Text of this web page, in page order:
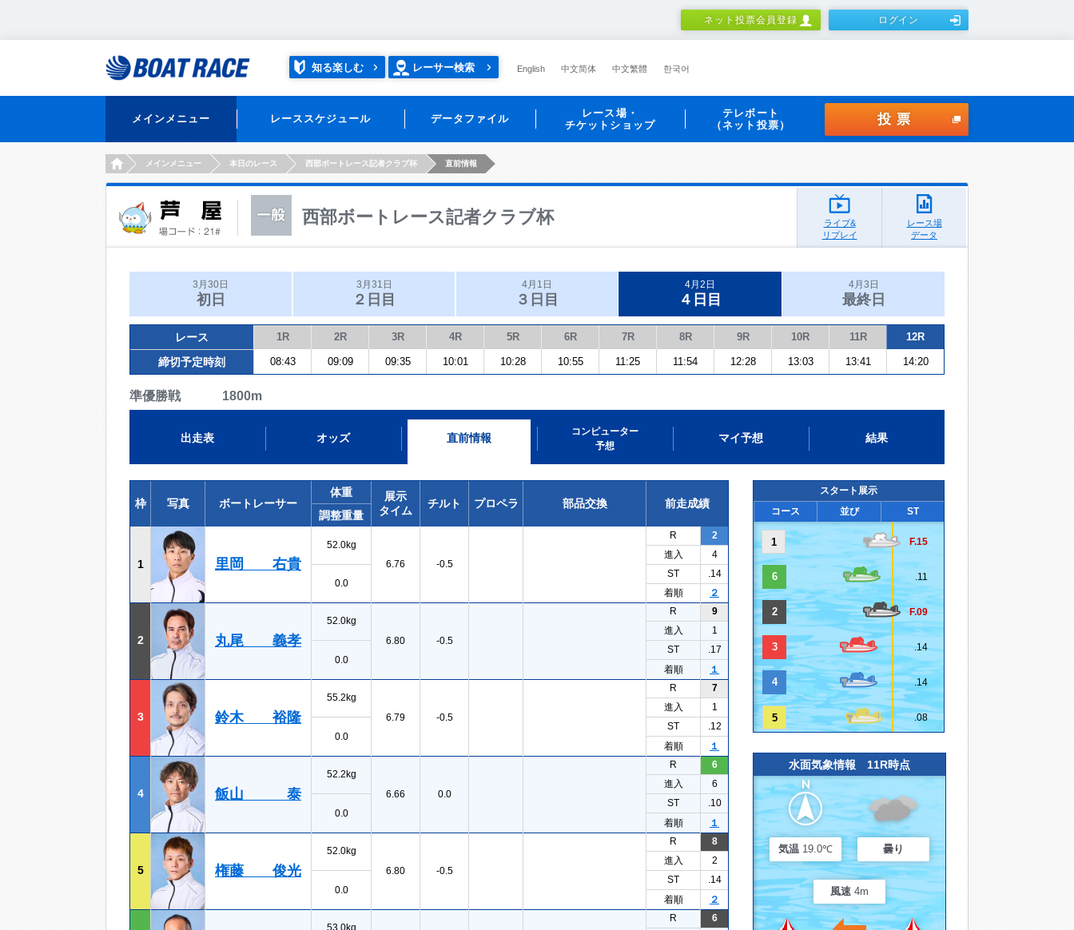
ネット投票会員登録 ログイン
知る楽しむ レーサー検索 English 中文简体 中文繁體 한국어
メインメニュー レーススケジュール データファイル
レース場・
チケットショップ
テレボート
（ネット投票）
投票
HOMEメインメニュー 本日のレース 西部ボートレース記者クラブ杯 直前情報
西部ボートレース記者クラブ杯
ライブ&
リプレイ
レース場
データ
3月30日
初日
3月31日
２日目
4月1日
３日目
4月2日
４日目
4月3日
最終日
レース 1R 2R 3R 4R 5R 6R 7R 8R 9R 10R 11R 12R
締切予定時刻 08:43 09:09 09:35 10:01 10:28 10:55 11:25 11:54 12:28 13:03 13:41 14:20
準優勝戦 1800m
出走表 オッズ 直前情報
コンピューター
予想
マイ予想 結果
枠 写真 ボートレーサー
体重
展示
タイム
チルト プロペラ 部品交換
前走成績
調整重量
1 里岡 右貴
52.0kg
6.76
-0.5
R
2
進入
4
0.0
ST
.14
着順
２
2 丸尾 義孝
52.0kg
6.80
-0.5
R
9
進入
1
0.0
ST
.17
着順
１
3 鈴木 裕隆
55.2kg
6.79
-0.5
R
7
進入
1
0.0
ST
.12
着順
１
4 飯山 泰
52.2kg
6.66
0.0
R
6
進入
6
0.0
ST
.10
着順
１
5 権藤 俊光
52.0kg
6.80
-0.5
R
8
進入
2
0.0
ST
.14
着順
２
53.0kg
R
6
スタート展示
コース
並び ST
1 F.15
6 .11
2 F.09
3 .14
4 .14
5 .08
水面気象情報 11R時点
気温 19.0℃ 曇り
風速 4m